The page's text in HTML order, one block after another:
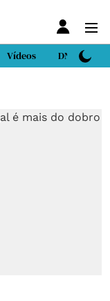
Vídeos DN Sport